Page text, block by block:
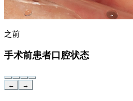
之前
手术前患者口腔状态
← →